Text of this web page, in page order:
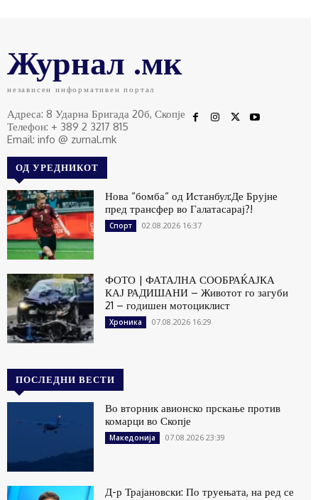
Журнал .мк
независен информативен портал
Адреса: 8 Ударна Бригада 20б, Скопје
Телефон: + 389 2 3217 815
Email: info @ zurnal.mk
ОД УРЕДНИКОТ
Нова “бомба“ од Истанбул:Де Брујне
пред трансфер во Галатасарај?!
Спорт 02.08.2026 16:37
ФОТО | ФАТАЛНА СООБРАЌАЈКА
КАЈ РАДИШАНИ – Животот го загуби
21 – годишен мотоциклист
Хроника 07.08.2026 16:29
ПОСЛЕДНИ ВЕСТИ
Во вторник авионско прскање против
комарци во Скопје
Македонија 07.08.2026 23:39
Д-р Трајановски: По труењата, на ред се